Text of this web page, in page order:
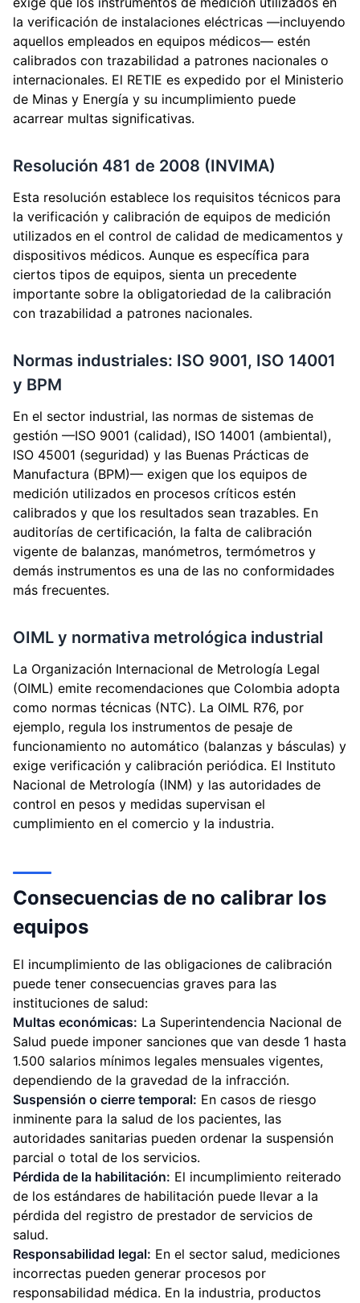
la verificación de instalaciones eléctricas —incluyendo
aquellos empleados en equipos médicos— estén
calibrados con trazabilidad a patrones nacionales o
internacionales. El RETIE es expedido por el Ministerio
de Minas y Energía y su incumplimiento puede
acarrear multas significativas.
Resolución 481 de 2008 (INVIMA)
Esta resolución establece los requisitos técnicos para
la verificación y calibración de equipos de medición
utilizados en el control de calidad de medicamentos y
dispositivos médicos. Aunque es específica para
ciertos tipos de equipos, sienta un precedente
importante sobre la obligatoriedad de la calibración
con trazabilidad a patrones nacionales.
Normas industriales: ISO 9001, ISO 14001
y BPM
En el sector industrial, las normas de sistemas de
gestión —ISO 9001 (calidad), ISO 14001 (ambiental),
ISO 45001 (seguridad) y las Buenas Prácticas de
Manufactura (BPM)— exigen que los equipos de
medición utilizados en procesos críticos estén
calibrados y que los resultados sean trazables. En
auditorías de certificación, la falta de calibración
vigente de balanzas, manómetros, termómetros y
demás instrumentos es una de las no conformidades
más frecuentes.
OIML y normativa metrológica industrial
La Organización Internacional de Metrología Legal
(OIML) emite recomendaciones que Colombia adopta
como normas técnicas (NTC). La OIML R76, por
ejemplo, regula los instrumentos de pesaje de
funcionamiento no automático (balanzas y básculas) y
exige verificación y calibración periódica. El Instituto
Nacional de Metrología (INM) y las autoridades de
control en pesos y medidas supervisan el
cumplimiento en el comercio y la industria.
Consecuencias de no calibrar los
equipos
El incumplimiento de las obligaciones de calibración
puede tener consecuencias graves para las
instituciones de salud:
Multas económicas: La Superintendencia Nacional de
Salud puede imponer sanciones que van desde 1 hasta
1.500 salarios mínimos legales mensuales vigentes,
dependiendo de la gravedad de la infracción.
Suspensión o cierre temporal: En casos de riesgo
inminente para la salud de los pacientes, las
autoridades sanitarias pueden ordenar la suspensión
parcial o total de los servicios.
Pérdida de la habilitación: El incumplimiento reiterado
de los estándares de habilitación puede llevar a la
pérdida del registro de prestador de servicios de
salud.
Responsabilidad legal: En el sector salud, mediciones
incorrectas pueden generar procesos por
responsabilidad médica. En la industria, productos